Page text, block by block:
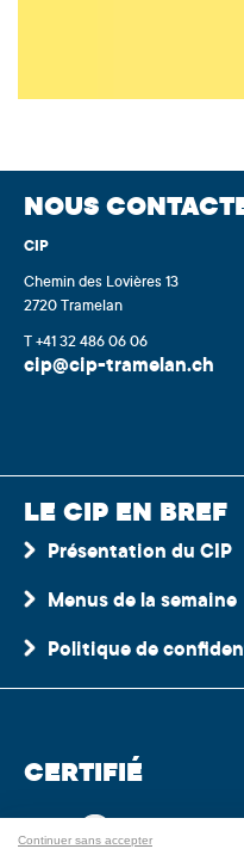
NOUS
CIP
Chemin des Lovières 13
2720 Tramelan
T +41 32 486 06 06
cip@cip-tramelan.ch
LE CIP EN BREF
Présentation du CIP
Menus de la semaine
Politique de
CERTIFIÉ
Continuer sans accepter